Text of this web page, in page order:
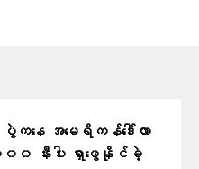
ကနေ အမေရိကန်ဒေါ်လာ
နီးပါး ရှာဖွေနိုင်ခဲ့